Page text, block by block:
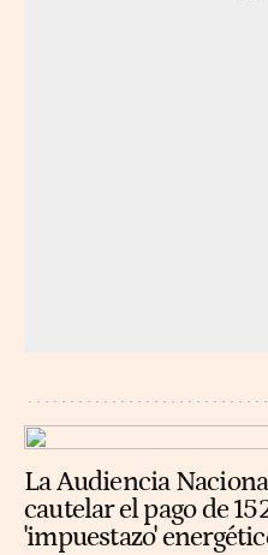
La Audiencia
cautelar el pago de
'impuestazo'